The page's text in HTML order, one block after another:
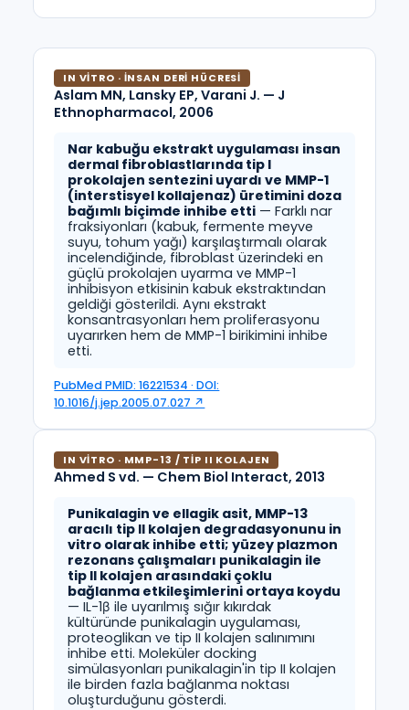
IN VITRO · İNSAN DERI HÜCRESI
Aslam MN, Lansky EP, Varani J. — J
Ethnopharmacol, 2006
Nar kabuğu ekstrakt uygulaması insan
dermal fibroblastlarında tip I
prokolajen sentezini uyardı ve MMP-1
(interstisyel kollajenaz) üretimini doza
bağımlı biçimde inhibe etti— Farklı nar
fraksiyonları (kabuk, fermente meyve
suyu, tohum yağı) karşılaştırmalı olarak
incelendiğinde, fibroblast üzerindeki en
güçlü prokolajen uyarma ve MMP-1
inhibisyon etkisinin kabuk ekstraktından
geldiği gösterildi. Aynı ekstrakt
konsantrasyonları hem proliferasyonu
uyarırken hem de MMP-1 birikimini inhibe
etti.
PubMed PMID: 16221534 · DOI:
10.1016/j.jep.2005.07.027 ↗
IN VITRO · MMP-13 / TIP II KOLAJEN
Ahmed S vd. — Chem Biol Interact, 2013
Punikalagin ve ellagik asit, MMP-13
aracılı tip II kolajen degradasyonunu in
vitro olarak inhibe etti; yüzey plazmon
rezonans çalışmaları punikalagin ile
tip II kolajen arasındaki çoklu
bağlanma etkileşimlerini ortaya koydu
— IL-1β ile uyarılmış sığır kıkırdak
kültüründe punikalagin uygulaması,
proteoglikan ve tip II kolajen salınımını
inhibe etti. Moleküler docking
simülasyonları punikalagin'in tip II kolajen
ile birden fazla bağlanma noktası
oluşturduğunu gösterdi.